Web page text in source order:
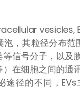
vesicles,
泡，其粒径分布
信号分子，以及
在细胞之间的通
途径的不同，